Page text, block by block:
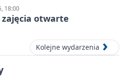
18:00
zajęcia otwarte
Kolejne wydarzenia